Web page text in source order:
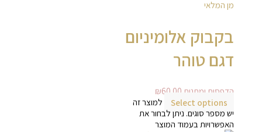
מן המלאי
בקבוק אלומיניום
דגם טוהר
הדפסות ומתנות ₪60.00
Select options
למוצר זה
יש מספר סוגים. ניתן לבחור את
האפשרויות בעמוד המוצר